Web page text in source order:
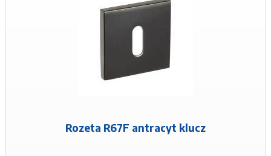
Rozeta R67F antracyt klucz